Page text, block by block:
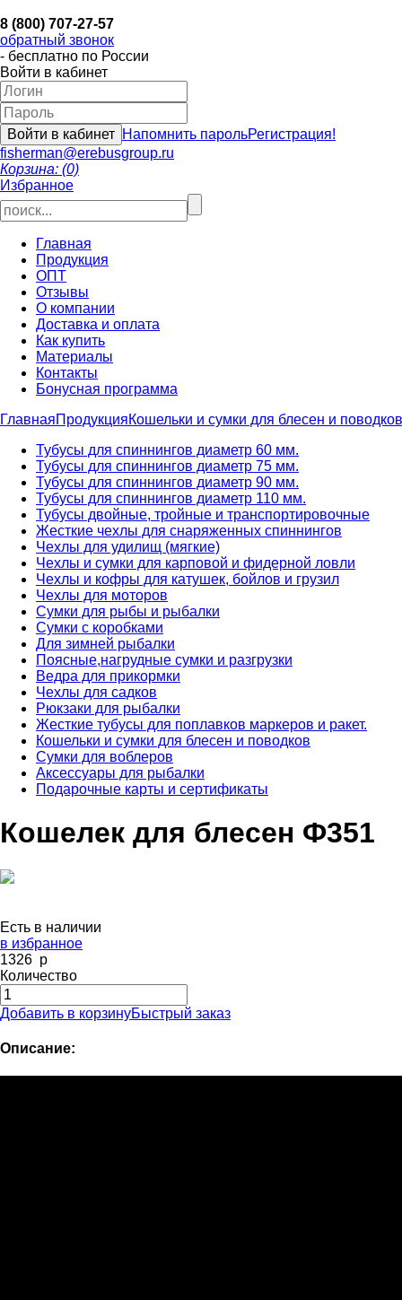
8 (800) 707-27-57
обратный звонок
- бесплатно по России
Войти в кабинет
Напомнить парольРегистрация!
fisherman@erebusgroup.ru
Корзина: (0)
Избранное
Главная
Продукция
ОПТ
Отзывы
О компании
Доставка и оплата
Как купить
Материалы
Контакты
Бонусная программа
ГлавнаяПродукцияКошельки и сумки для блесен и поводков
Тубусы для спиннингов диаметр 60 мм.
Тубусы для спиннингов диаметр 75 мм.
Тубусы для спиннингов диаметр 90 мм.
Тубусы для спиннингов диаметр 110 мм.
Тубусы двойные, тройные и транспортировочные
Жесткие чехлы для снаряженных спиннингов
Чехлы для удилищ (мягкие)
Чехлы и сумки для карповой и фидерной ловли
Чехлы и кофры для катушек, бойлов и грузил
Чехлы для моторов
Сумки для рыбы и рыбалки
Сумки с коробками
Для зимней рыбалки
Поясные,нагрудные сумки и разгрузки
Ведра для прикормки
Чехлы для садков
Рюкзаки для рыбалки
Жесткие тубусы для поплавков маркеров и ракет.
Кошельки и сумки для блесен и поводков
Сумки для воблеров
Аксессуары для рыбалки
Подарочные карты и сертификаты
Кошелек для блесен Ф351
Есть в наличии
в избранное
1326 p
Количество
Добавить в корзинуБыстрый заказ
Описание: